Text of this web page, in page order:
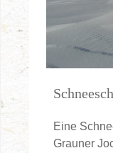
Eine
Grauner